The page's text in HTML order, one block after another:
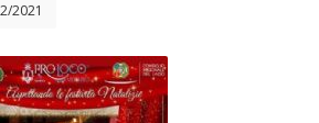
2021